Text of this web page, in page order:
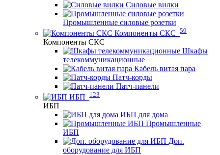
Силовые вилки
Промышленные силовые розетки
Компоненты СКС 59
Компоненты СКС
Шкафы
телекоммуникационные
Кабель витая пара
Патч-корды
Патч-панели
ИБП
123
ИБП
ИБП для дома
Промышленные
ИБП
Доп.
оборудование для ИБП